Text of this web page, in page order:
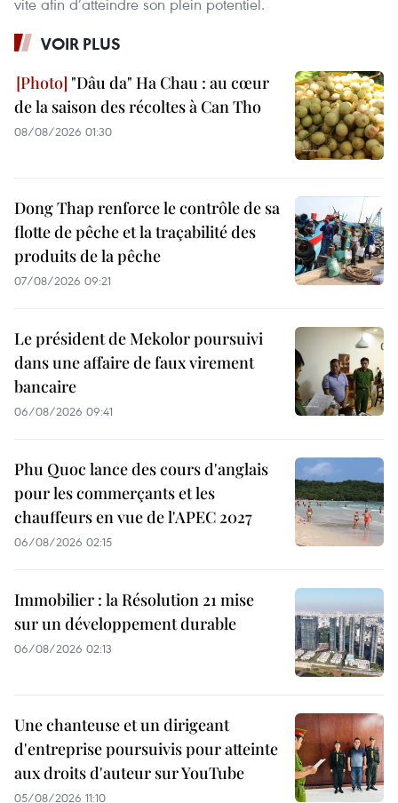
vite afin d’atteindre son plein potentiel.
VOIR PLUS
"Dâu da" Ha Chau : au cœur
de la saison des récoltes à Can Tho
08/08/2026 01:30
Dong Thap renforce le contrôle de sa
flotte de pêche et la traçabilité des
produits de la pêche
07/08/2026 09:21
Le président de Mekolor poursuivi
dans une affaire de faux virement
bancaire
06/08/2026 09:41
Phu Quoc lance des cours d'anglais
pour les commerçants et les
chauffeurs en vue de l'APEC 2027
06/08/2026 02:15
Immobilier : la Résolution 21 mise
sur un développement durable
06/08/2026 02:13
Une chanteuse et un dirigeant
d'entreprise poursuivis pour atteinte
aux droits d'auteur sur YouTube
05/08/2026 11:10